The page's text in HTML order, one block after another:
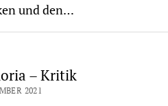
und den…
– Kritik
2021